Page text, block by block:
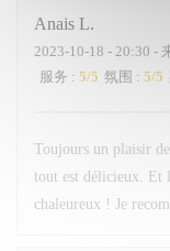
Anais L
2023-10-18 - 20:30 -
服务 : 5/5 氛围 : 5/5
Toujours un plaisir
tout est délicieux. Et
chaleureux ! Je